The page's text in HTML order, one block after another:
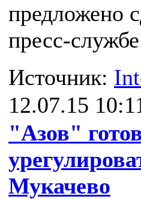
предложено
пресс-
Источник:
12.07.15
"Азов"
Мукачево